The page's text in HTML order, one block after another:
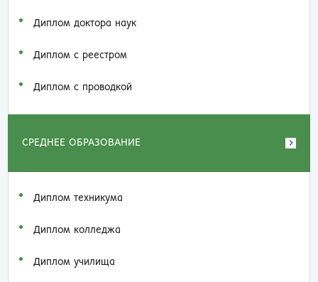
Диплом доктора наук
Диплом с реестром
Диплом с проводкой
СРЕДНЕЕ ОБРАЗОВАНИЕ
Диплом техникума
Диплом колледжа
Диплом училища